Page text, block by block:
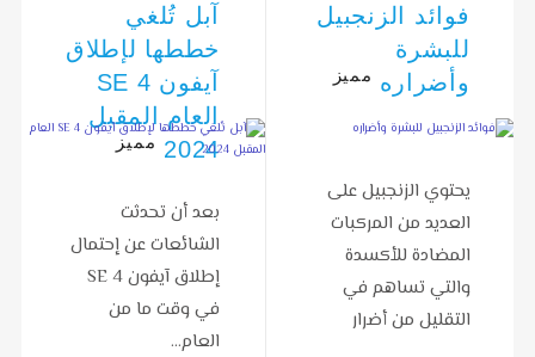
فوائد الزنجبيل
للبشرة
وأضراره مميز
يحتوي الزنجبيل على
العديد من المركبات
المضادة للأكسدة
والتي تساهم في
التقليل من أضرار
آبل تُلغي
خططها لإطلاق
آيفون SE 4
العام المقبل
2024 مميز
بعد أن تحدثت
الشائعات عن إحتمال
إطلاق آيفون SE 4
في وقت ما من
العام…